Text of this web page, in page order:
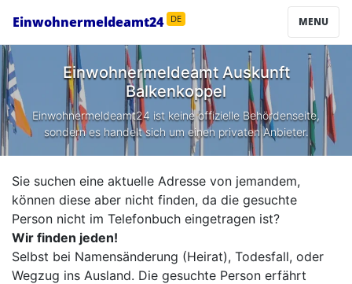
Einwohnermeldeamt24 DE MENU
Einwohnermeldeamt Auskunft
Balkenkoppel
Einwohnermeldeamt24 ist keine offizielle Behördenseite,
sondern es handelt sich um einen privaten Anbieter.
Sie suchen eine aktuelle Adresse von jemandem,
können diese aber nicht finden, da die gesuchte
Person nicht im Telefonbuch eingetragen ist?
Wir finden jeden!
Selbst bei Namensänderung (Heirat), Todesfall, oder
Wegzug ins Ausland. Die gesuchte Person erfährt